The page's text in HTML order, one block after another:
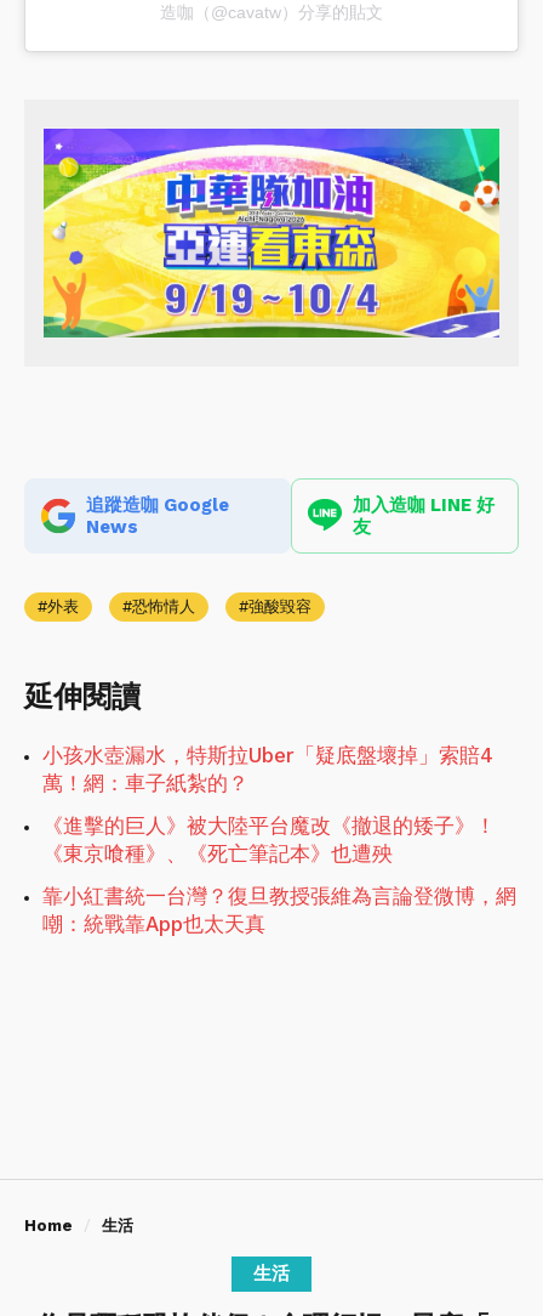
造咖（@cavatw）分享的貼文
追蹤造咖 Google
News
加入造咖 LINE 好
友
外表 恐怖情人 強酸毀容
延伸閱讀
小孩水壺漏水，特斯拉Uber「疑底盤壞掉」索賠4
萬！網：車子紙紮的？
《進擊的巨人》被大陸平台魔改《撤退的矮子》！
《東京喰種》、《死亡筆記本》也遭殃
靠小紅書統一台灣？復旦教授張維為言論登微博，網
嘲：統戰靠App也太天真
Home 生活
生活